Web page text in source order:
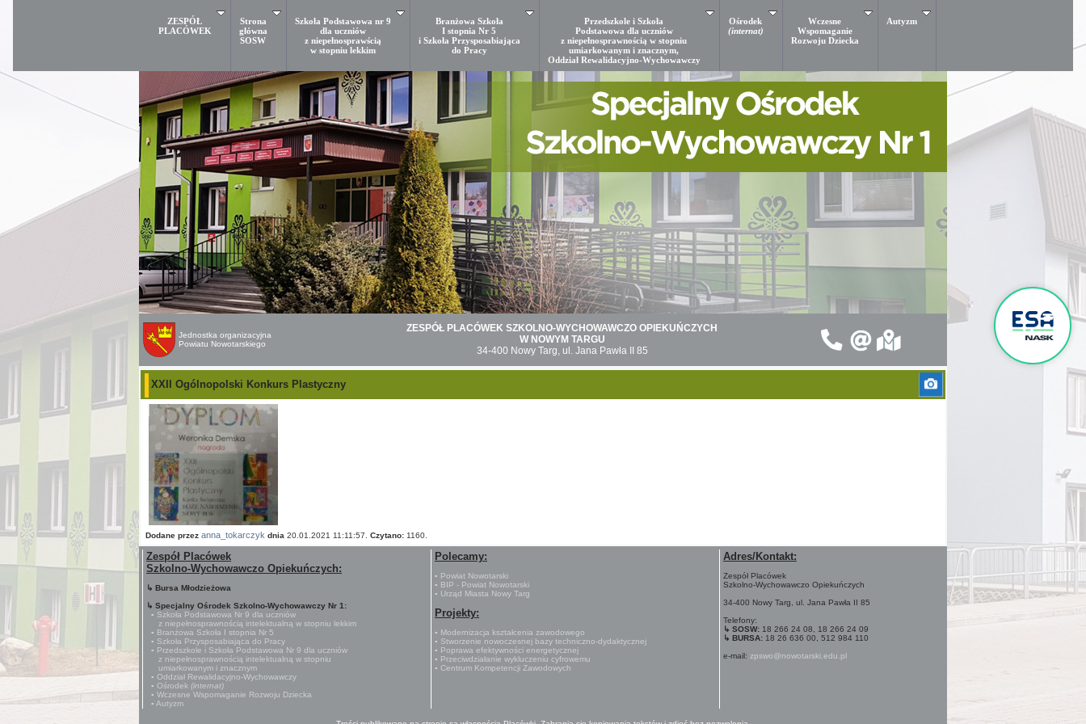
ZESPÓŁ
PLACÓWEK
Strona
główna
SOSW
Szkoła Podstawowa nr 9
dla uczniów
z niepełnosprawścią
w stopniu lekkim
Branżowa Szkoła
I stopnia Nr 5
i Szkoła Przysposabiająca
do Pracy
Przedszkole i Szkoła
Podstawowa dla uczniów
z niepełnosprawnością w stopniu
umiarkowanym i znacznym,
Oddział Rewalidacyjno-Wychowawczy
Ośrodek
(internat)
Wczesne
Wspomaganie
Rozwoju Dziecka
Autyzm
Jednostka organizacyjna
Powiatu Nowotarskiego
ZESPÓŁ PLACÓWEK SZKOLNO-WYCHOWAWCZO OPIEKUŃCZYCH
W NOWYM TARGU
34-400 Nowy Targ, ul. Jana Pawła II 85
XXII Ogólnopolski Konkurs Plastyczny
Dodane przez anna_tokarczyk dnia 20.01.2021 11:11:57. Czytano: 1160.
Zespół Placówek
Szkolno-Wychowawczo Opiekuńczych:
↳ Bursa Młodzieżowa
↳ Specjalny Ośrodek Szkolno-Wychowawczy Nr 1:
▪ Szkoła Podstawowa Nr 9 dla uczniów
z niepełnosprawnością intelektualną w stopniu lekkim
▪ Branżowa Szkoła I stopnia Nr 5
▪ Szkoła Przysposabiająca do Pracy
▪ Przedszkole i Szkoła Podstawowa Nr 9 dla uczniów
z niepełnosprawnością intelektualną w stopniu
umiarkowanym i znacznym
▪ Oddział Rewalidacyjno-Wychowawczy
▪ Ośrodek (internat)
▪ Wczesne Wspomaganie Rozwoju Dziecka
▪ Autyzm
Polecamy:
▪ Powiat Nowotarski
▪ BIP - Powiat Nowotarski
▪ Urząd Miasta Nowy Targ
Projekty:
▪ Modernizacja kształcenia zawodowego
▪ Stworzenie nowoczesnej bazy techniczno-dydaktycznej
▪ Poprawa efektywności energetycznej
▪ Przeciwdziałanie wykluczeniu cyfrowemu
▪ Centrum Kompetencji Zawodowych
Adres/Kontakt:
Zespół Placówek
Szkolno-Wychowawczo Opiekuńczych
34-400 Nowy Targ, ul. Jana Pawła II 85
Telefony:
↳ SOSW: 18 266 24 08, 18 266 24 09
↳ BURSA: 18 26 636 00, 512 984 110
e-mail: zpswo@nowotarski.edu.pl